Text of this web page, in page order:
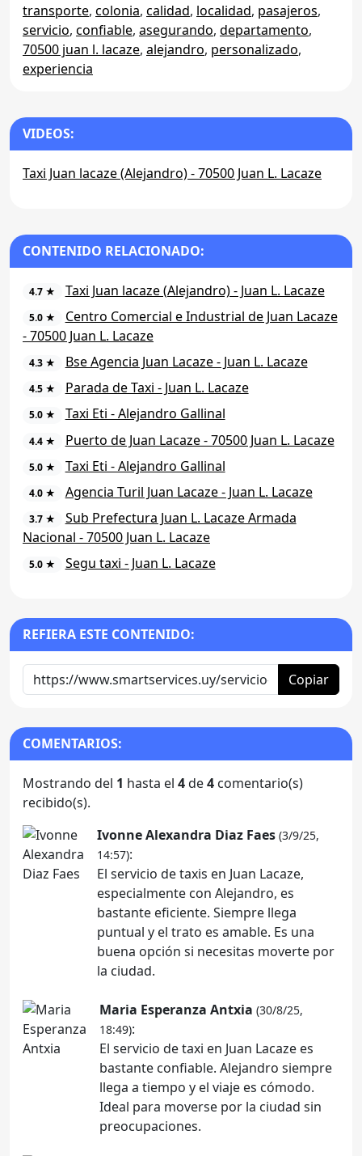
transporte, colonia, calidad, localidad, pasajeros,
servicio, confiable, asegurando, departamento,
70500 juan l. lacaze, alejandro, personalizado,
experiencia
VIDEOS:
Taxi Juan lacaze (Alejandro) - 70500 Juan L. Lacaze
CONTENIDO RELACIONADO:
4.7 ★ Taxi Juan lacaze (Alejandro) - Juan L. Lacaze
5.0 ★
Centro Comercial e Industrial de Juan Lacaze
- 70500 Juan L. Lacaze
4.3 ★ Bse Agencia Juan Lacaze - Juan L. Lacaze
4.5 ★ Parada de Taxi - Juan L. Lacaze
5.0 ★ Taxi Eti - Alejandro Gallinal
4.4 ★ Puerto de Juan Lacaze - 70500 Juan L. Lacaze
5.0 ★ Taxi Eti - Alejandro Gallinal
4.0 ★ Agencia Turil Juan Lacaze - Juan L. Lacaze
3.7 ★
Sub Prefectura Juan L. Lacaze Armada
Nacional - 70500 Juan L. Lacaze
5.0 ★ Segu taxi - Juan L. Lacaze
REFIERA ESTE CONTENIDO:
Copiar
COMENTARIOS:
Mostrando del 1 hasta el 4de4 comentario(s)
recibido(s).
Ivonne Alexandra Diaz Faes (3/9/25,
14:57):
El servicio de taxis en Juan Lacaze,
especialmente con Alejandro, es
bastante eficiente. Siempre llega
puntual y el trato es amable. Es una
buena opción si necesitas moverte por
la ciudad.
Maria Esperanza Antxia (30/8/25,
18:49):
El servicio de taxi en Juan Lacaze es
bastante confiable. Alejandro siempre
llega a tiempo y el viaje es cómodo.
Ideal para moverse por la ciudad sin
preocupaciones.